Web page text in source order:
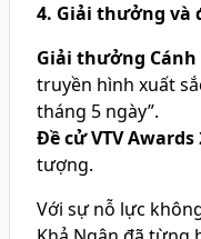
4. Giải thưởng và
Giải thưởng Cánh
truyền hình xuất
tháng 5 ngày”.
Đề cử VTV Awards
tượng.
Với sự nỗ lực